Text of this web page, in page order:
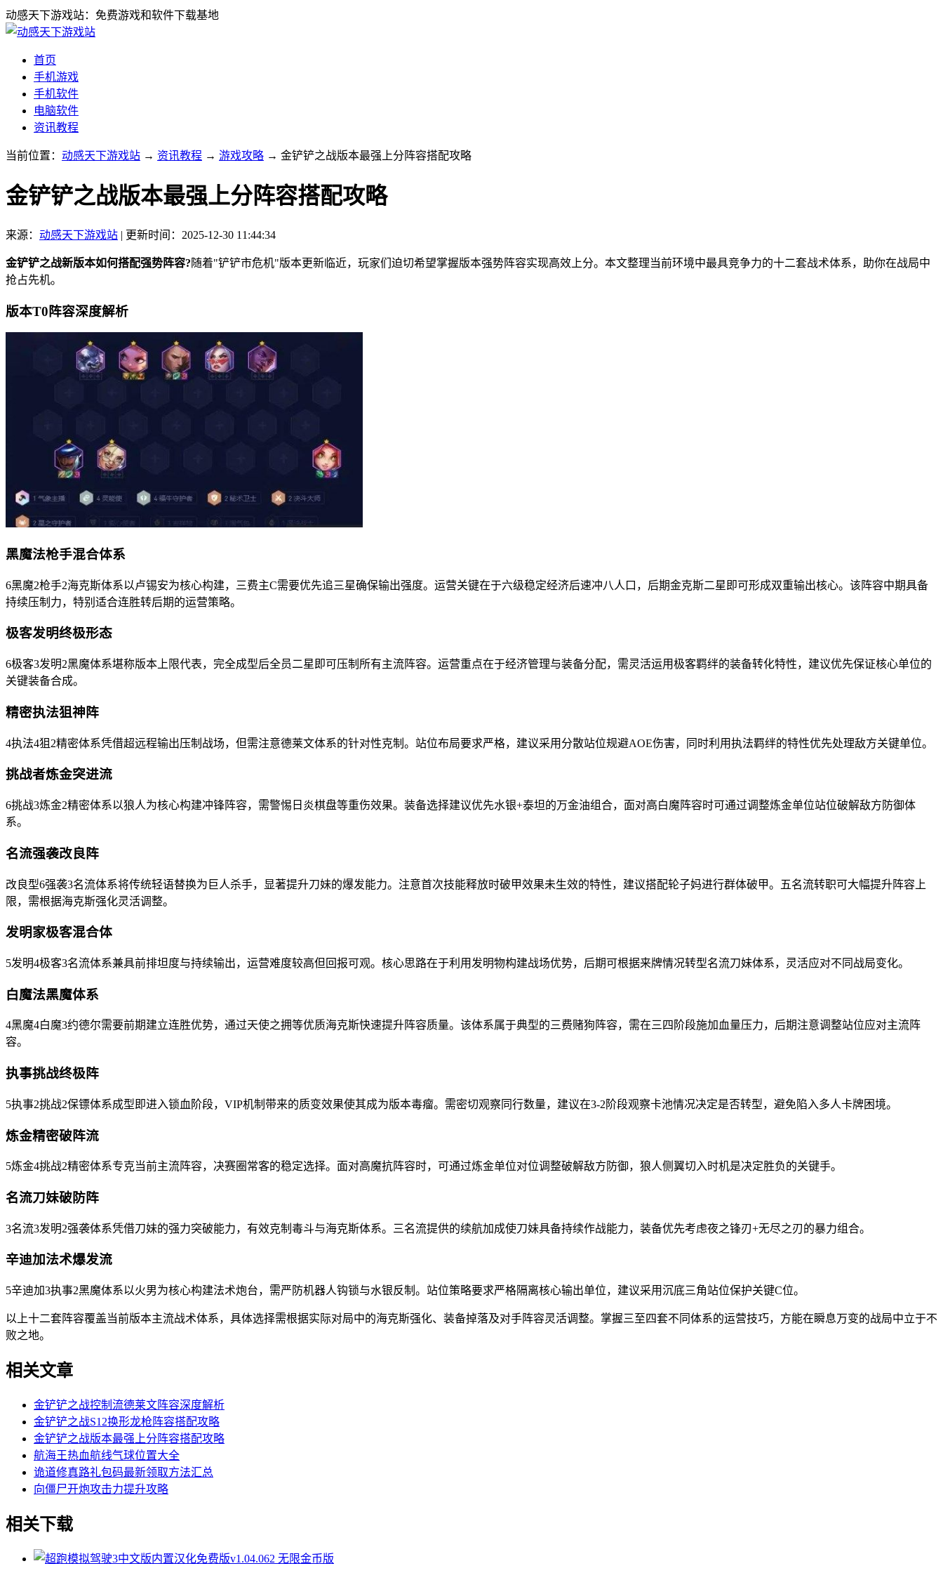
动感天下游戏站：免费游戏和软件下载基地
首页
手机游戏
手机软件
电脑软件
资讯教程
当前位置： 动感天下游戏站 → 资讯教程 → 游戏攻略 → 金铲铲之战版本最强上分阵容搭配攻略
金铲铲之战版本最强上分阵容搭配攻略
来源： 动感天下游戏站 | 更新时间：2025-12-30 11:44:34
金铲铲之战新版本如何搭配强势阵容?随着"铲铲市危机"版本更新临近，玩家们迫切希望掌握版本强势阵容实现高效上分。本文整理当前环境中最具竞争力的十二套战术体系，助你在战局中
抢占先机。
版本T0阵容深度解析
黑魔法枪手混合体系
6黑魔2枪手2海克斯体系以卢锡安为核心构建，三费主C需要优先追三星确保输出强度。运营关键在于六级稳定经济后速冲八人口，后期金克斯二星即可形成双重输出核心。该阵容中期具备
持续压制力，特别适合连胜转后期的运营策略。
极客发明终极形态
6极客3发明2黑魔体系堪称版本上限代表，完全成型后全员二星即可压制所有主流阵容。运营重点在于经济管理与装备分配，需灵活运用极客羁绊的装备转化特性，建议优先保证核心单位的
关键装备合成。
精密执法狙神阵
4执法4狙2精密体系凭借超远程输出压制战场，但需注意德莱文体系的针对性克制。站位布局要求严格，建议采用分散站位规避AOE伤害，同时利用执法羁绊的特性优先处理敌方关键单位。
挑战者炼金突进流
6挑战3炼金2精密体系以狼人为核心构建冲锋阵容，需警惕日炎棋盘等重伤效果。装备选择建议优先水银+泰坦的万金油组合，面对高白魔阵容时可通过调整炼金单位站位破解敌方防御体
系。
名流强袭改良阵
改良型6强袭3名流体系将传统轻语替换为巨人杀手，显著提升刀妹的爆发能力。注意首次技能释放时破甲效果未生效的特性，建议搭配轮子妈进行群体破甲。五名流转职可大幅提升阵容上
限，需根据海克斯强化灵活调整。
发明家极客混合体
5发明4极客3名流体系兼具前排坦度与持续输出，运营难度较高但回报可观。核心思路在于利用发明物构建战场优势，后期可根据来牌情况转型名流刀妹体系，灵活应对不同战局变化。
白魔法黑魔体系
4黑魔4白魔3约德尔需要前期建立连胜优势，通过天使之拥等优质海克斯快速提升阵容质量。该体系属于典型的三费赌狗阵容，需在三四阶段施加血量压力，后期注意调整站位应对主流阵
容。
执事挑战终极阵
5执事2挑战2保镖体系成型即进入锁血阶段，VIP机制带来的质变效果使其成为版本毒瘤。需密切观察同行数量，建议在3-2阶段观察卡池情况决定是否转型，避免陷入多人卡牌困境。
炼金精密破阵流
5炼金4挑战2精密体系专克当前主流阵容，决赛圈常客的稳定选择。面对高魔抗阵容时，可通过炼金单位对位调整破解敌方防御，狼人侧翼切入时机是决定胜负的关键手。
名流刀妹破防阵
3名流3发明2强袭体系凭借刀妹的强力突破能力，有效克制毒斗与海克斯体系。三名流提供的续航加成使刀妹具备持续作战能力，装备优先考虑夜之锋刃+无尽之刃的暴力组合。
辛迪加法术爆发流
5辛迪加3执事2黑魔体系以火男为核心构建法术炮台，需严防机器人钩锁与水银反制。站位策略要求严格隔离核心输出单位，建议采用沉底三角站位保护关键C位。
以上十二套阵容覆盖当前版本主流战术体系，具体选择需根据实际对局中的海克斯强化、装备掉落及对手阵容灵活调整。掌握三至四套不同体系的运营技巧，方能在瞬息万变的战局中立于不
败之地。
相关文章
金铲铲之战控制流德莱文阵容深度解析
金铲铲之战S12换形龙枪阵容搭配攻略
金铲铲之战版本最强上分阵容搭配攻略
航海王热血航线气球位置大全
诡道修真路礼包码最新领取方法汇总
向僵尸开炮攻击力提升攻略
相关下载